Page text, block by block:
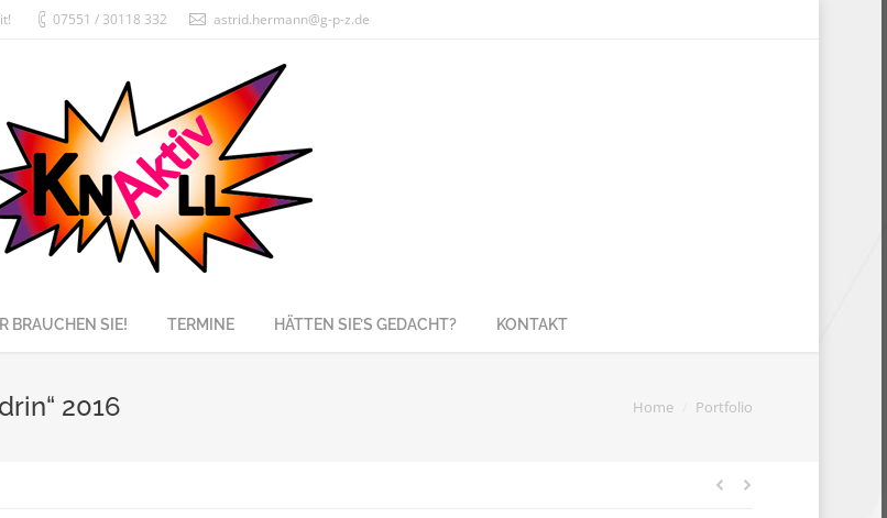
07551 / 30118 332 astrid.hermann@g-p-z.de
BRAUCHEN SIE! TERMINE HÄTTEN SIE’S GEDACHT? KONTAKT
2016 You are here:Home Portfolio